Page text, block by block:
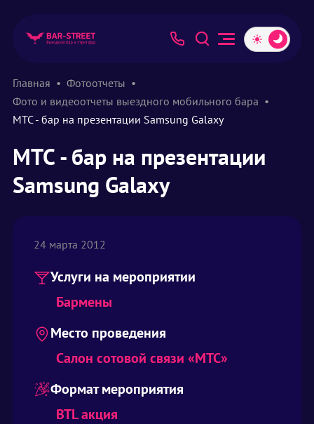
Главная
Фотоотчеты
Фото и видеоотчеты выездного мобильного бара
МТС - бар на презентации Samsung Galaxy
МТС - бар на презентации
Samsung Galaxy
24 марта 2012
Услуги на мероприятии
Бармены
Место проведения
Салон сотовой связи «МТС»
Формат мероприятия
BTL акция